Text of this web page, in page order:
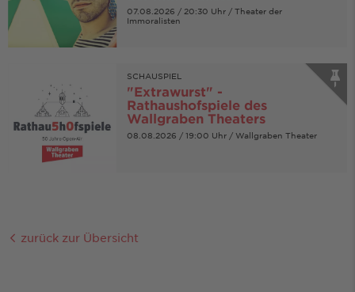
07.08.2026 / 20:30 Uhr / Theater der
Immoralisten
SCHAUSPIEL
"Extrawurst" -
Rathaushofspiele des
Wallgraben Theaters
08.08.2026 / 19:00 Uhr / Wallgraben Theater
zurück zur Übersicht